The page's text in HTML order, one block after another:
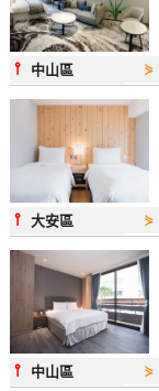
案
飯
店
合
作
廠
商
作
⫯ 中山區 ⋟
⫯大安區 ⋟
⫯ 中山區 ⋟